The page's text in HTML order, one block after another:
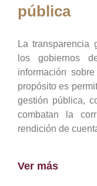
pública
La transparencia
los gobiernos
información
propósito es
gestión pública,
combatan la
rendición de
Ver más